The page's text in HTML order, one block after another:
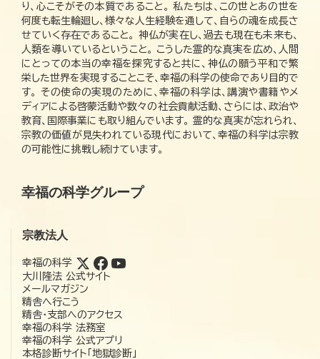
り、心こそがその本質であること。 私たちは、この世とあの世を
何度も転生輪廻し、様々な人生経験を通して、自らの魂を成長さ
せていく存在であること。 神仏が実在し、過去も現在も未来も、
人類を導いているということ。 こうした霊的な真実を広め、人間
にとっての本当の幸福を探究すると共に、神仏の願う平和で繁
栄した世界を実現することこそ、幸福の科学の使命であり目的で
す。 その使命の実現のために、幸福の科学は、講演や書籍やメ
ディアによる啓蒙活動や数々の社会貢献活動、さらには、政治や
教育、国際事業にも取り組んでいます。 霊的な真実が忘れられ、
宗教の価値が見失われている現代において、幸福の科学は宗教
の可能性に挑戦し続けています。
幸福の科学グループ
宗教法人
幸福の科学
大川隆法 公式サイト
メールマガジン
精舎へ行こう
精舎・支部へのアクセス
幸福の科学 法務室
幸福の科学 公式アプリ
本格診断サイト「地獄診断」